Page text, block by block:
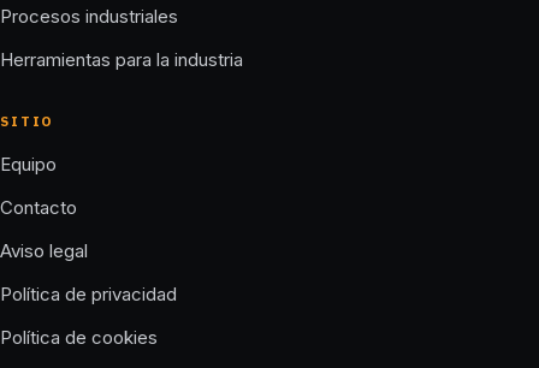
Procesos industriales
Herramientas para la industria
SITIO
Equipo
Contacto
Aviso legal
Política de privacidad
Política de cookies